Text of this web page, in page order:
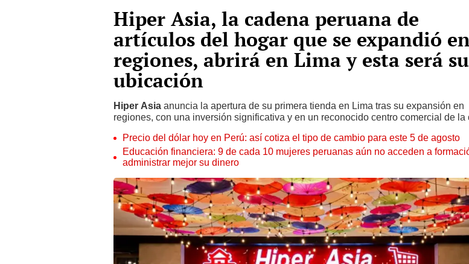
Hiper Asia, la cadena peruana de
artículos del hogar que se expandió
regiones, abrirá en Lima y esta será su
ubicación
Hiper Asia anuncia la apertura de su primera tienda en Lima tras su expansión en
regiones, con una inversión significativa y en un reconocido centro comercial de la
Precio del dólar hoy en Perú: así cotiza el tipo de cambio para este 5 de agosto
Educación financiera: 9 de cada 10 mujeres peruanas aún no acceden a
administrar mejor su dinero